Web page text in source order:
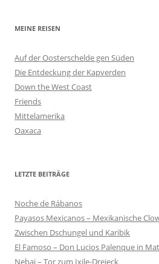
MEINE REISEN
Auf der Oosterschelde gen Süden
Die Entdeckung der Kapverden
Down the West Coast
Friends
Mittelamerika
Oaxaca
LETZTE BEITRÄGE
Noche de Rábanos
Payasos Mexicanos – Mexikanische
Zwischen Dschungel und Karibik
El Famoso – Don Lucios Palenque in
Nebaj – Tor zum Ixile-Dreieck